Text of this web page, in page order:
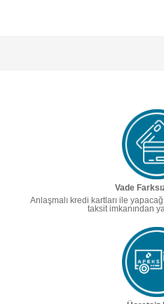
Vade
Anlaşmalı kredi kartları ile
taksit imkanından